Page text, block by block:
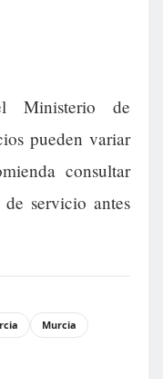
Ministerio de
pueden variar
consultar
servicio antes
Murcia